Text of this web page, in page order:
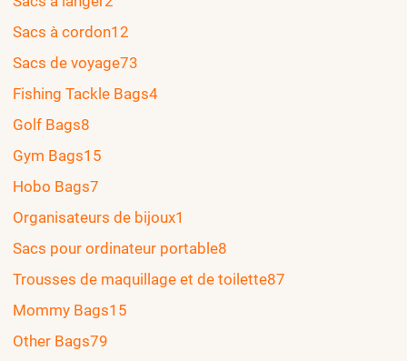
Sacs à cordon12
Sacs de voyage73
Fishing Tackle Bags4
Golf Bags8
Gym Bags15
Hobo Bags7
Organisateurs de bijoux1
Sacs pour ordinateur portable8
Trousses de maquillage et de toilette87
Mommy Bags15
Other Bags79